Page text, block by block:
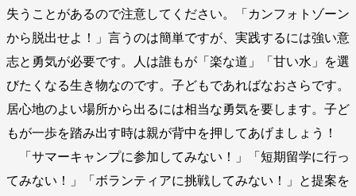
失うことがあるので注意してください。「カンフォトゾーン
から脱出せよ！」言うのは簡単ですが、実践するには強い意
志と勇気が必要です。人は誰もが「楽な道」「甘い水」を選
びたくなる生き物なのです。子どもであればなおさらです。
居心地のよい場所から出るには相当な勇気を要します。子ど
もが一歩を踏み出す時は親が背中を押してあげましょう！
「サマーキャンプに参加してみない！」「短期留学に行っ
てみない！」「ボランティアに挑戦してみない！」と提案を